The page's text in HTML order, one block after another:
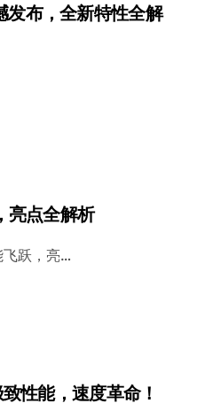
发布，全新特性全解
亮点全解析
飞跃，亮…
性能，速度革命！